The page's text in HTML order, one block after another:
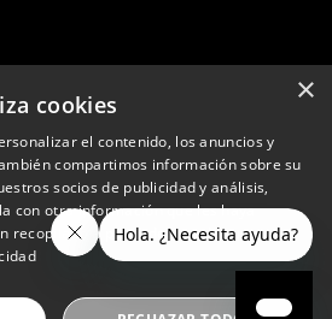
de datos personales
peru ®. Todos los
×
cookies
el contenido, los anuncios y
compartimos información sobre su
socios de publicidad y análisis,
con otra información que les haya
recopilado a partir del uso de sus